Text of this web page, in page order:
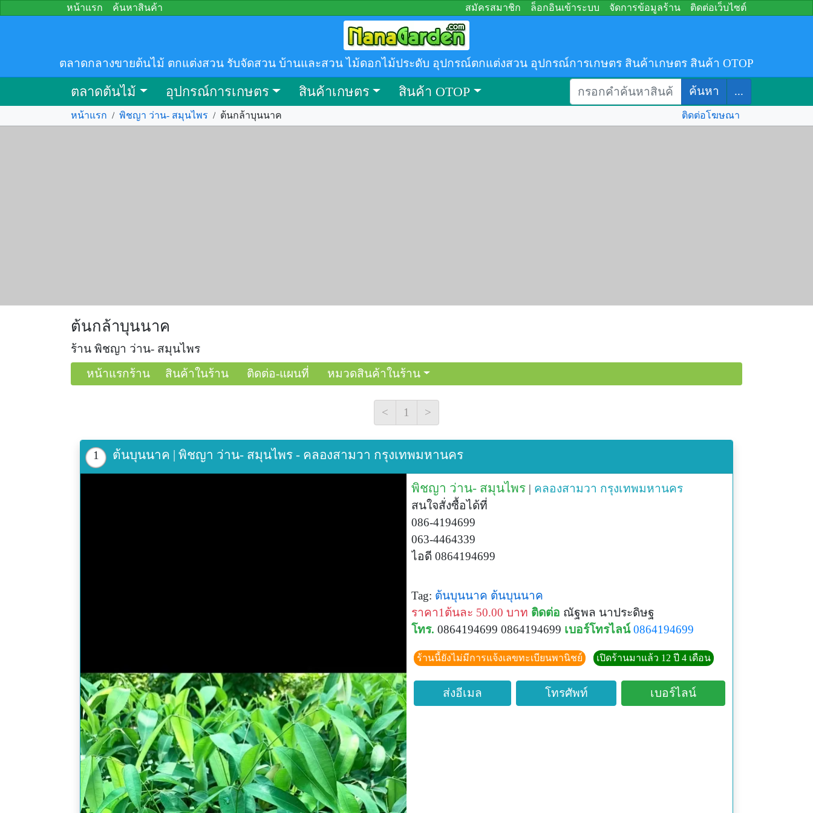
หน้าแรก ค้นหาสินค้า สมัครสมาชิก ล็อกอินเข้าระบบ จัดการข้อมูลร้าน ติดต่อเว็บไซต์
ตลาดกลางขายต้นไม้ ตกแต่งสวน รับจัดสวน บ้านและสวน ไม้ดอกไม้ประดับ อุปกรณ์ตกแต่งสวน อุปกรณ์การเกษตร สินค้าเกษตร สินค้า OTOP
ตลาดต้นไม้ อุปกรณ์การเกษตร สินค้าเกษตร สินค้า OTOP ค้นหา ...
หน้าแรก / พิชญา ว่าน- สมุนไพร / ต้นกล้าบุนนาค ติดต่อโฆษณา
ต้นกล้าบุนนาค
ร้าน พิชญา ว่าน- สมุนไพร
หน้าแรกร้าน
สินค้าในร้าน ติดต่อ-แผนที่ หมวดสินค้าในร้าน
< 1 >
1 ต้นบุนนาค | พิชญา ว่าน- สมุนไพร - คลองสามวา กรุงเทพมหานคร
พิชญา ว่าน- สมุนไพร | คลองสามวา กรุงเทพมหานคร
สนใจสั่งซื้อได้ที่
086-4194699
063-4464339
ไอดี 0864194699
Tag: ต้นบุนนาค ต้นบุนนาค
ราคา1ต้นละ 50.00 บาท ติดต่อ ณัฐพล นาประดิษฐ
โทร. 0864194699 0864194699 เบอร์โทรไลน์ 0864194699
ร้านนี้ยังไม่มีการแจ้งเลขทะเบียนพานิชย์ เปิดร้านมาแล้ว 12 ปี 4 เดือน
ส่งอีเมล โทรศัพท์ เบอร์ไลน์